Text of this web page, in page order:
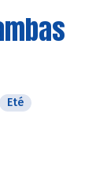
Eté